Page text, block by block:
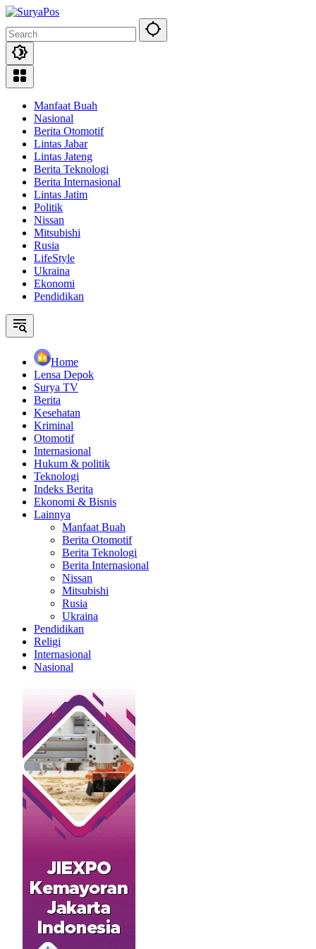
Skip
content
Manfaat Buah
Nasional
Berita Otomotif
Lintas Jabar
Lintas Jateng
Berita Teknologi
Berita Internasional
Lintas Jatim
Politik
Nissan
Mitsubishi
Rusia
LifeStyle
Ukraina
Ekonomi
Pendidikan
Home
Lensa Depok
Surya TV
Berita
Kesehatan
Kriminal
Otomotif
Internasional
Hukum & politik
Teknologi
Indeks Berita
Ekonomi & Bisnis
Lainnya
Manfaat Buah
Berita Otomotif
Berita Teknologi
Berita Internasional
Nissan
Mitsubishi
Rusia
Ukraina
Pendidikan
Religi
Internasional
Nasional